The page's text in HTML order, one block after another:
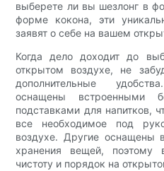
выберете ли вы шезлонг в
форме кокона, эти
заявят о себе на вашем
Когда дело доходит до
открытом воздухе, не
дополнительные
оснащены встроенными
подставками для напитков,
все необходимое под
воздухе. Другие оснащены
хранения вещей, поэтому
чистоту и порядок на